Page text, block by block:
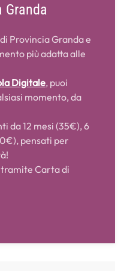
Granda
Provincia Granda e
più adatta alle
Digitale, puoi
momento, da
da 12 mesi (35€), 6
pensati per
Carta di